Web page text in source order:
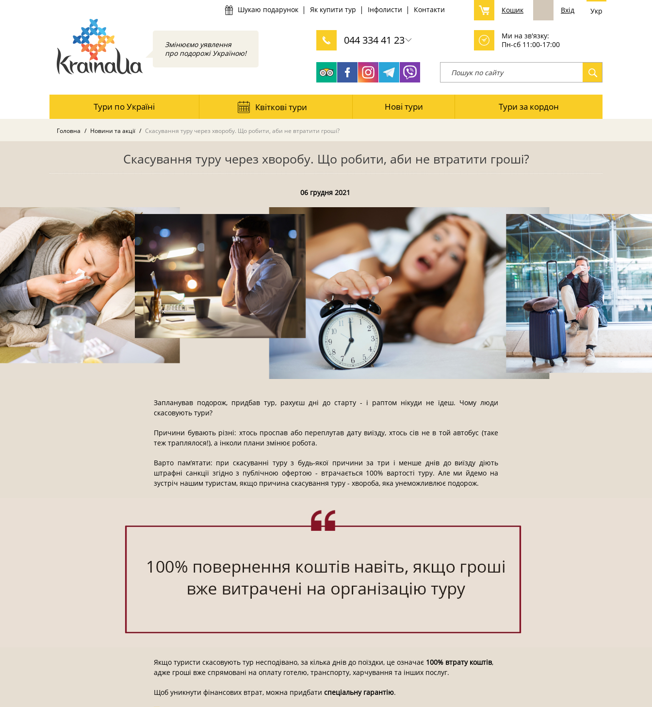
Шукаю подарунок Як купити тур Інфолисти Контакти
Ми на зв'язку:
Пн-сб 11:00-17:00
Кошик Вхід Укр
Змінюємо уявлення
про подорожі Україною!
044 334 41 23
Тури по Україні Квіткові тури Нові тури Тури за кордон
Головна Новини та акції Скасування туру через хворобу. Що робити, аби не втратити гроші?
Скасування туру через хворобу. Що робити, аби не втратити гроші?
06 грудня 2021
Запланував подорож, придбав тур, рахуєш дні до старту - і раптом нікуди не їдеш. Чому люди
скасовують тури?
Причини бувають різні: хтось проспав або переплутав дату виїзду, хтось сів не в той автобус (таке
теж траплялося!), а інколи плани змінює робота.
Варто пам’ятати: при скасуванні туру з будь-якої причини за три і менше днів до виїзду діють
штрафні санкції згідно з публічною офертою - втрачається 100% вартості туру. Але ми йдемо на
зустріч нашим туристам, якщо причина скасування туру - хвороба, яка унеможливлює подорож.
Якщо туристи скасовують тур несподівано, за кілька днів до поїздки, це означає 100% втрату коштів,
адже гроші вже спрямовані на оплату готелю, транспорту, харчування та інших послуг.
Щоб уникнути фінансових втрат, можна придбати спеціальну гарантію.